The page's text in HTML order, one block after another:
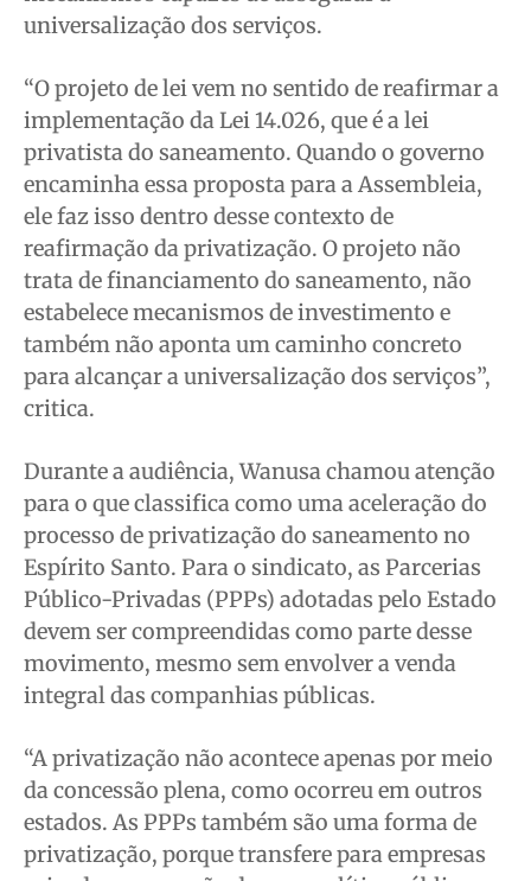
universalização dos serviços.
“O projeto de lei vem no sentido de reafirmar a
implementação da Lei 14.026, que é a lei
privatista do saneamento. Quando o governo
encaminha essa proposta para a Assembleia,
ele faz isso dentro desse contexto de
reafirmação da privatização. O projeto não
trata de financiamento do saneamento, não
estabelece mecanismos de investimento e
também não aponta um caminho concreto
para alcançar a universalização dos serviços”,
critica.
Durante a audiência, Wanusa chamou atenção
para o que classifica como uma aceleração do
processo de privatização do saneamento no
Espírito Santo. Para o sindicato, as Parcerias
Público-Privadas (PPPs) adotadas pelo Estado
devem ser compreendidas como parte desse
movimento, mesmo sem envolver a venda
integral das companhias públicas.
“A privatização não acontece apenas por meio
da concessão plena, como ocorreu em outros
estados. As PPPs também são uma forma de
privatização, porque transfere para empresas